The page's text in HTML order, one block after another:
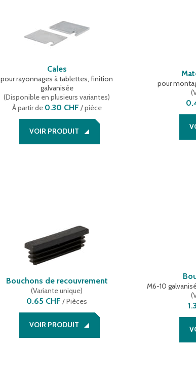
Cales
pour rayonnages à tablettes, finition
galvanisée
(Disponible en plusieurs variantes)
À partir de 0.30 CHF / pièce
VOIR PRODUIT
pour
(
Bouchons de recouvrement
(Variante unique)
0.65 CHF /Pièces
VOIR PRODUIT
M6-10
(